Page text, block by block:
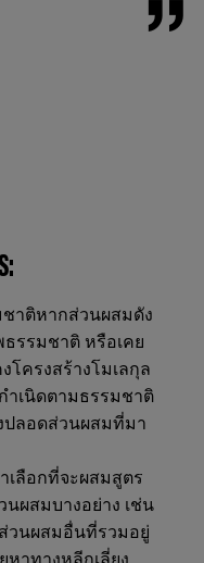
าติหากส่วนผสมดัง
รรมชาติ หรือเคย
โครงสร้างโมเลกุล
ำเนิดตามธรรมชาติ
ปลอดส่วนผสมที่มา
เลือกที่จะผสมสูตร
ผสมบางอย่าง เช่น
วนผสมอื่นที่รวมอยู่
หาทางหลีกเลี่ยง